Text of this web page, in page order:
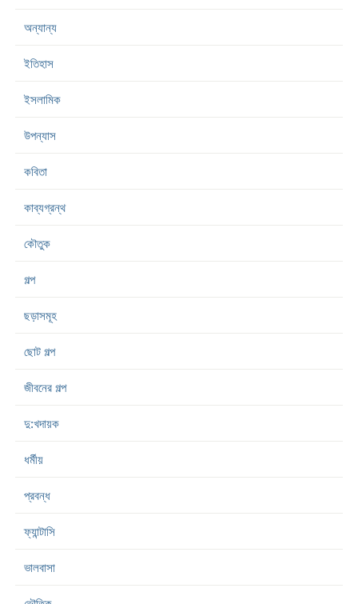
অন্যান্য
ইতিহাস
ইসলামিক
উপন্যাস
কবিতা
কাব্যগ্রন্থ
কৌতুক
গল্প
ছড়াসমূহ
ছোট গল্প
জীবনের গল্প
দু:খদায়ক
ধর্মীয়
প্রবন্ধ
ফ্যান্টাসি
ভালবাসা